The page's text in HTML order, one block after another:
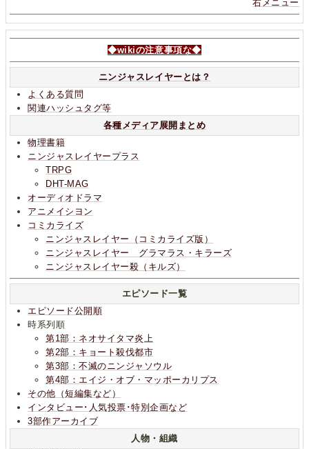
右メニュー
◆wikiの注意事項な◆
ニンジャスレイヤーとは？
よくある質問
関連ハッシュタグ等
各種メディア展開まとめ
物理書籍
ニンジャスレイヤープラス
TRPG
DHT-MAG
オーディオドラマ
アニメイシヨン
コミカライズ
ニンジャスレイヤー（コミカライズ版）
ニンジャスレイヤー グラマラス・キラーズ
ニンジャスレイヤー殺（キルズ）
エピソード一覧
エピソード公開順
時系列順
第1部：ネオサイタマ炎上
第2部：キョート殺伐都市
第3部：不滅のニンジャソウル
第4部：エイジ・オブ・マッポーカリプス
その他（短編集など）
インタビュー･人気投票･特別企画など
3部作アーカイブ
人物・組織